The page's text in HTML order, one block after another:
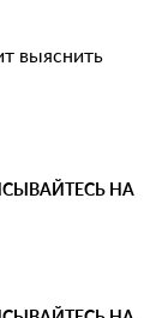
выяснить
НА